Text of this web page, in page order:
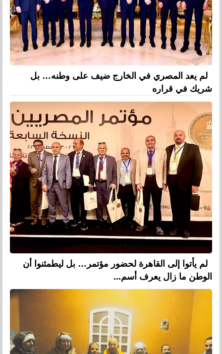
لم يعد المصري في الخارج ضيف على وطنه… بل
شريك في قراره
لم يأتوا إلى القاهرة لحضور مؤتمر… بل ليطمئنوا أن
الوطن ما زال يعرف أسم...